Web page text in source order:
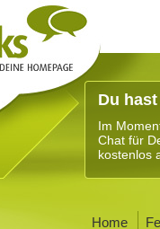
Du
Im
Chat für
kostenlos
Home